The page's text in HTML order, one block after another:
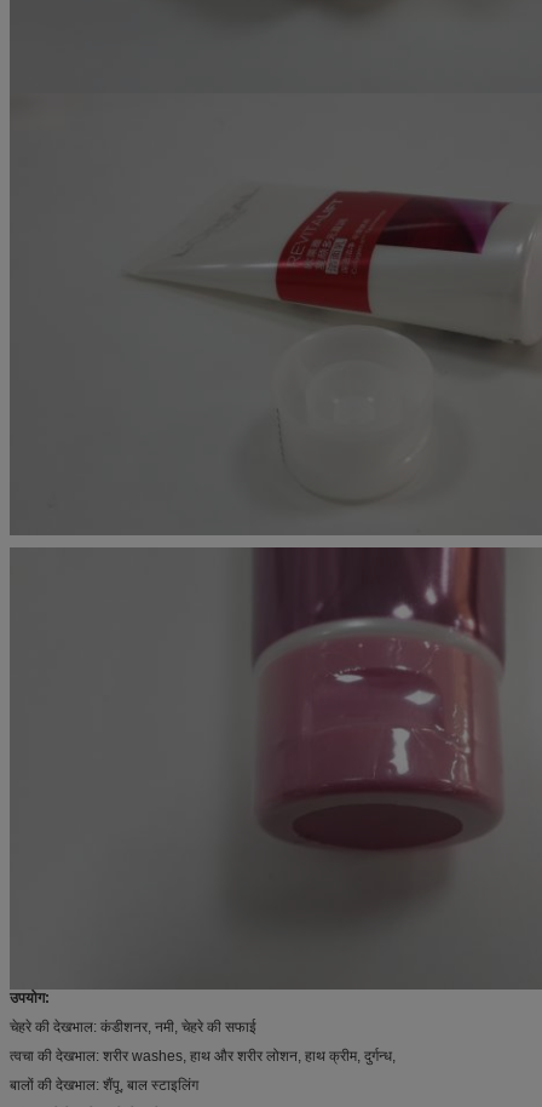
उपयोग:
चेहरे की देखभाल: कंडीशनर, नमी, चेहरे की सफाई
त्वचा की देखभाल: शरीर washes, हाथ और शरीर लोशन, हाथ क्रीम, दुर्गन्ध,
बालों की देखभाल: शैंपू, बाल स्टाइलिंग